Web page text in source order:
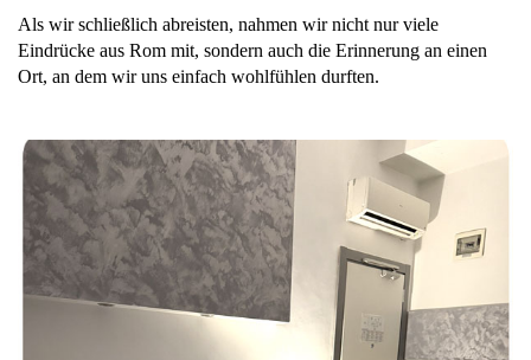
Als wir schließlich abreisten, nahmen wir nicht nur viele
Eindrücke aus Rom mit, sondern auch die Erinnerung an einen
Ort, an dem wir uns einfach wohlfühlen durften.